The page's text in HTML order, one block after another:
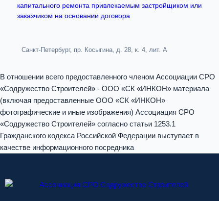
капитального ремонта привлекаемым застройщиком или
заказчиком на основании договора
Санкт-Петербург, пр. Косыгина, д. 28, к. 4, лит. А
В отношении всего предоставленного членом Ассоциации СРО
«Содружество Строителей» - ООО «СК «ИНКОН» материала
(включая предоставленные ООО «СК «ИНКОН»
фотографические и иные изображения) Ассоциация СРО
«Содружество Строителей» согласно статьи 1253.1
Гражданского кодекса Российской Федерации выступает в
качестве информационного посредника